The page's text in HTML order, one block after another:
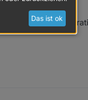
Parameter-
Das ist ok